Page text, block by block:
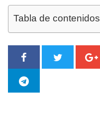
Tabla de contenidos